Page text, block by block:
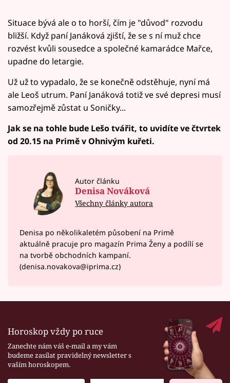
Přihlášení
Sledujte nás
Situace bývá ale o to horší, čím je "důvod" rozvodu
bližší. Když paní Janáková zjiští, že se s ní muž chce
rozvést kvůli sousedce a společné kamarádce Mařce,
upadne do letargie.
Už už to vypadalo, že se konečně odstěhuje, nyní má
ale Leoš utrum. Paní Janáková totiž ve své depresi musí
samozřejmě zůstat u Soničky...
Jak se na tohle bude Lešo tvářit, to uvidíte ve čtvrtek
od 20.15 na Primě v Ohnivým kuřeti.
Autor článku
Denisa Nováková
Všechny články autora
Denisa po několikaletém působení na Primě
aktuálně pracuje pro magazín Prima Ženy a podílí se
na tvorbě obchodních kampaní.
(denisa.novakova@iprima.cz)
Horoskop vždy po ruce
Zanechte nám váš e-mail a my vám
budeme zasílat pravidelný newsletter s
vaším horoskopem.